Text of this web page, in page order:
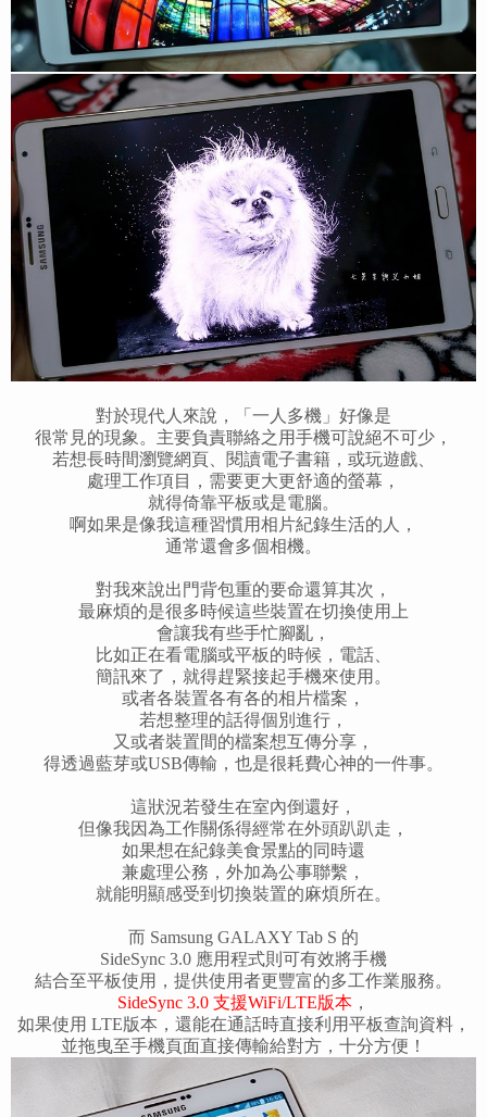
對於現代人來說，「一人多機」好像是
很常見的現象。主要負責聯絡之用手機可說絕不可少，
若想長時間瀏覽網頁、閱讀電子書籍，或玩遊戲、
處理工作項目，需要更大更舒適的螢幕，
就得倚靠平板或是電腦。
啊如果是像我這種習慣用相片紀錄生活的人，
通常還會多個相機。
對我來說出門背包重的要命還算其次，
最麻煩的是很多時候這些裝置在切換使用上
會讓我有些手忙腳亂，
比如正在看電腦或平板的時候，電話、
簡訊來了，就得趕緊接起手機來使用。
或者各裝置各有各的相片檔案，
若想整理的話得個別進行，
又或者裝置間的檔案想互傳分享，
得透過藍芽或USB傳輸，也是很耗費心神的一件事。
這狀況若發生在室內倒還好，
但像我因為工作關係得經常在外頭趴趴走，
如果想在紀錄美食景點的同時還
兼處理公務，外加為公事聯繫，
就能明顯感受到切換裝置的麻煩所在。
而 Samsung GALAXY Tab S 的
SideSync 3.0 應用程式則可有效將手機
結合至平板使用，提供使用者更豐富的多工作業服務。
SideSync 3.0 支援WiFi/LTE版本 ，
如果使用 LTE版本，還能在通話時直接利用平板查詢資料，
並拖曳至手機頁面直接傳輸給對方，十分方便！